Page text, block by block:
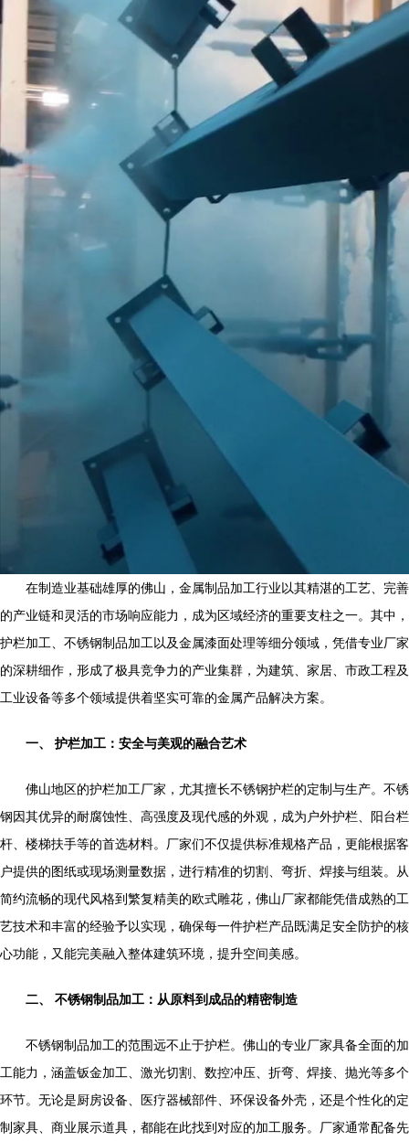
在制造业基础雄厚的佛山，金属制品加工行业以其精湛的工艺、完善
的产业链和灵活的市场响应能力，成为区域经济的重要支柱之一。其中，
护栏加工、不锈钢制品加工以及金属漆面处理等细分领域，凭借专业厂家
的深耕细作，形成了极具竞争力的产业集群，为建筑、家居、市政工程及
工业设备等多个领域提供着坚实可靠的金属产品解决方案。
一、 护栏加工：安全与美观的融合艺术
佛山地区的护栏加工厂家，尤其擅长不锈钢护栏的定制与生产。不锈
钢因其优异的耐腐蚀性、高强度及现代感的外观，成为户外护栏、阳台栏
杆、楼梯扶手等的首选材料。厂家们不仅提供标准规格产品，更能根据客
户提供的图纸或现场测量数据，进行精准的切割、弯折、焊接与组装。从
简约流畅的现代风格到繁复精美的欧式雕花，佛山厂家都能凭借成熟的工
艺技术和丰富的经验予以实现，确保每一件护栏产品既满足安全防护的核
心功能，又能完美融入整体建筑环境，提升空间美感。
二、 不锈钢制品加工：从原料到成品的精密制造
不锈钢制品加工的范围远不止于护栏。佛山的专业厂家具备全面的加
工能力，涵盖钣金加工、激光切割、数控冲压、折弯、焊接、抛光等多个
环节。无论是厨房设备、医疗器械部件、环保设备外壳，还是个性化的定
制家具、商业展示道具，都能在此找到对应的加工服务。厂家通常配备先